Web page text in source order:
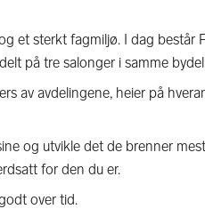
et sterkt fagmiljø. I dag består
på tre salonger i samme
av avdelingene, heier på
og utvikle det de brenner
for den du er.
over tid.